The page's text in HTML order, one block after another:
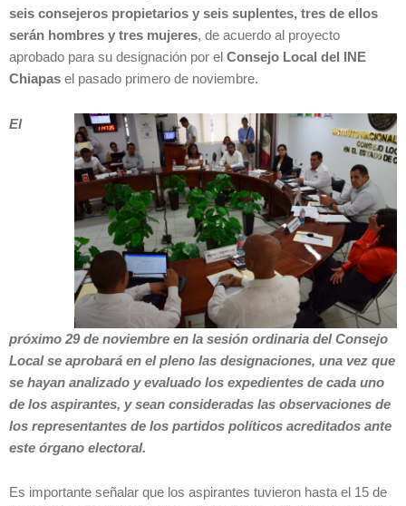
seis consejeros propietarios y seis suplentes, tres de ellos
serán hombres y tres mujeres, de acuerdo al proyecto
aprobado para su designación por el Consejo Local del INE
Chiapas el pasado primero de noviembre.
El
próximo 29 de noviembre en la sesión ordinaria del Consejo
Local se aprobará en el pleno las designaciones, una vez que
se hayan analizado y evaluado los expedientes de cada uno
de los aspirantes, y sean consideradas las observaciones de
los representantes de los partidos políticos acreditados ante
este órgano electoral.
Es importante señalar que los aspirantes tuvieron hasta el 15 de